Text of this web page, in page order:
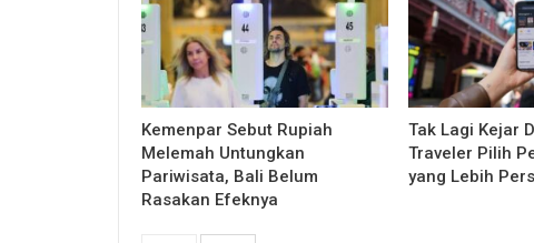
Kemenpar Sebut Rupiah
Melemah Untungkan
Pariwisata, Bali Belum
Rasakan Efeknya
Tak Lagi Kejar
Traveler Pilih
yang Lebih